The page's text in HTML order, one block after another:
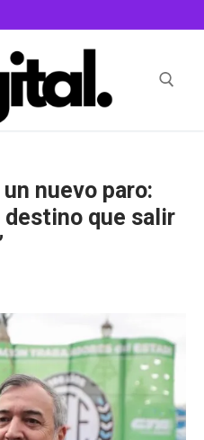
nuevo paro:
destino que salir